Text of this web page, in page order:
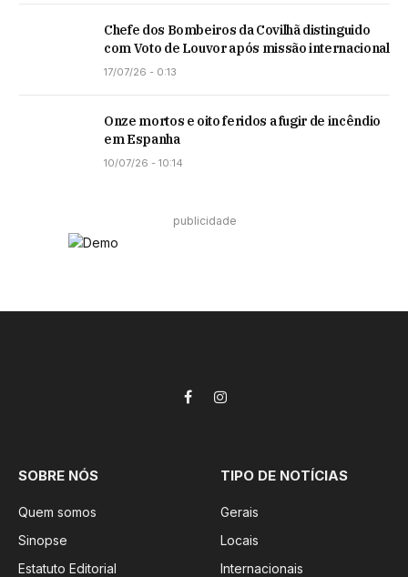
Chefe dos Bombeiros da Covilhã distinguido
com Voto de Louvor após missão internacional
17/07/26 - 0:13
Onze mortos e oito feridos a fugir de incêndio
em Espanha
10/07/26 - 10:14
publicidade
FacebookInstagram
SOBRE NÓS
Quem somos
Sinopse
Estatuto Editorial
TIPO DE NOTÍCIAS
Gerais
Locais
Internacionais